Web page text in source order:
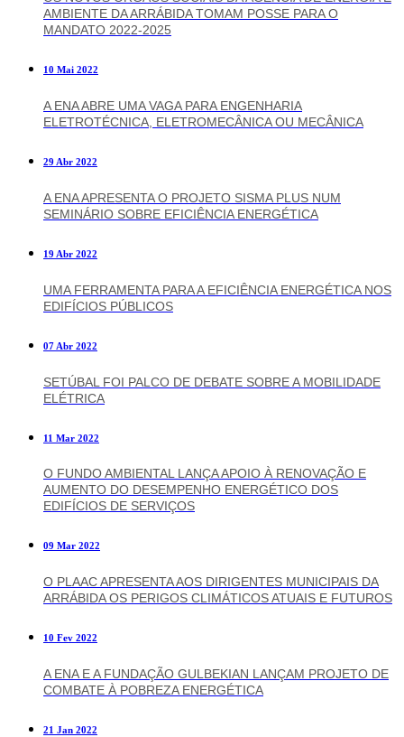
AMBIENTE DA ARRÁBIDA TOMAM POSSE PARA O
MANDATO 2022-2025
10 Mai 2022
A ENA ABRE UMA VAGA PARA ENGENHARIA
ELETROTÉCNICA, ELETROMECÂNICA OU MECÂNICA
29 Abr 2022
A ENA APRESENTA O PROJETO SISMA PLUS NUM
SEMINÁRIO SOBRE EFICIÊNCIA ENERGÉTICA
19 Abr 2022
UMA FERRAMENTA PARA A EFICIÊNCIA ENERGÉTICA NOS
EDIFÍCIOS PÚBLICOS
07 Abr 2022
SETÚBAL FOI PALCO DE DEBATE SOBRE A MOBILIDADE
ELÉTRICA
11 Mar 2022
O FUNDO AMBIENTAL LANÇA APOIO À RENOVAÇÃO E
AUMENTO DO DESEMPENHO ENERGÉTICO DOS
EDIFÍCIOS DE SERVIÇOS
09 Mar 2022
O PLAAC APRESENTA AOS DIRIGENTES MUNICIPAIS DA
ARRÁBIDA OS PERIGOS CLIMÁTICOS ATUAIS E FUTUROS
10 Fev 2022
A ENA E A FUNDAÇÃO GULBEKIAN LANÇAM PROJETO DE
COMBATE À POBREZA ENERGÉTICA
21 Jan 2022